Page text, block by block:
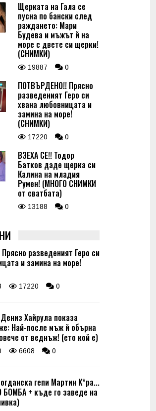
Щерката на Гала се
пусна по бански след
раждането: Мари
Будева и мъжът й на
море с двете си щерки!
(СНИМКИ)
19887 0
ПОТВЪРДЕНО!! Прясно
разведеният Геро си
хвана любовницата и
замина на море!
(СНИМКИ)
17220 0
ВЗЕХА СЕ!! Тодор
Батков даде щерка си
Калина на младия
Румен! (МНОГО СНИМКИ
от сватбата)
13188 0
разведеният Геро си
и замина на море!
17220 0
Хайрула показа
Най-после мъж й обърна
от веднъж! (ето кой е)
6608 0
гепи Мартин К*ра...
+ къде го заведе на